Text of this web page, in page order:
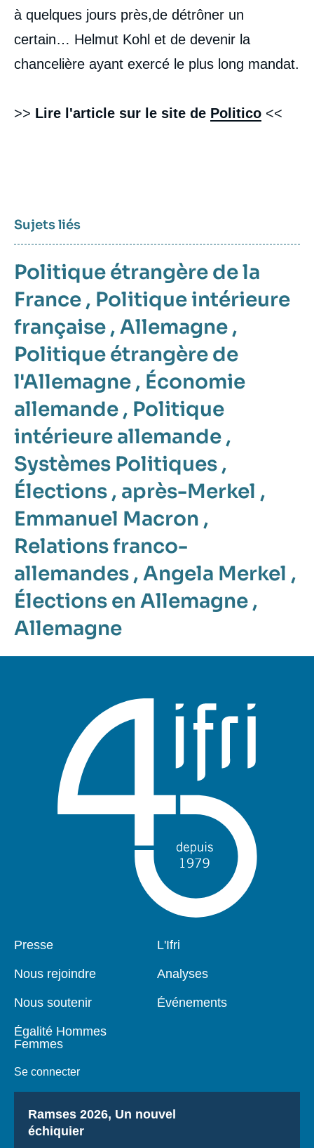
à quelques jours près,de détrôner un
certain… Helmut Kohl et de devenir la
chancelière ayant exercé le plus long mandat.
>> Lire l'article sur le site de Politico <<
Sujets liés
Politique étrangère de la
France , Politique intérieure
française , Allemagne ,
Politique étrangère de
l'Allemagne , Économie
allemande , Politique
intérieure allemande ,
Systèmes Politiques ,
Élections , après-Merkel ,
Emmanuel Macron ,
Relations franco-
allemandes , Angela Merkel ,
Élections en Allemagne ,
Allemagne
Pied
Presse
Nous rejoindre
Nous soutenir
Égalité Hommes
Femmes
Se connecter
Navigation
L'Ifri
Analyses
Événements
Titre
Ramses 2026, Un nouvel
échiquier